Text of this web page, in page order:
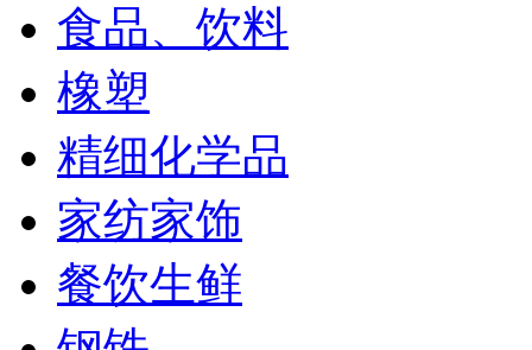
食品、饮料
橡塑
精细化学品
家纺家饰
餐饮生鲜